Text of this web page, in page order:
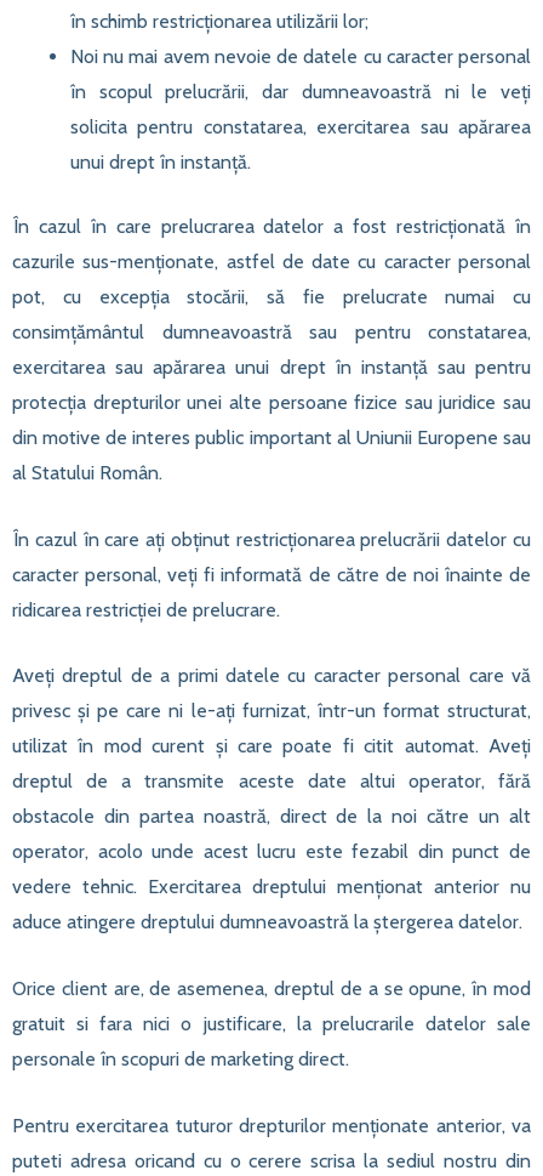
în schimb restricționarea utilizării lor;
Noi nu mai avem nevoie de datele cu caracter personal
în scopul prelucrării, dar dumneavoastră ni le veți
solicita pentru constatarea, exercitarea sau apărarea
unui drept în instanță.
În cazul în care prelucrarea datelor a fost restricționată în
cazurile sus-menționate, astfel de date cu caracter personal
pot, cu excepția stocării, să fie prelucrate numai cu
consimțământul dumneavoastră sau pentru constatarea,
exercitarea sau apărarea unui drept în instanță sau pentru
protecția drepturilor unei alte persoane fizice sau juridice sau
din motive de interes public important al Uniunii Europene sau
al Statului Român.
În cazul în care ați obținut restricționarea prelucrării datelor cu
caracter personal, veți fi informată de către de noi înainte de
ridicarea restricției de prelucrare.
Aveți dreptul de a primi datele cu caracter personal care vă
privesc și pe care ni le-ați furnizat, într-un format structurat,
utilizat în mod curent și care poate fi citit automat. Aveți
dreptul de a transmite aceste date altui operator, fără
obstacole din partea noastră, direct de la noi către un alt
operator, acolo unde acest lucru este fezabil din punct de
vedere tehnic. Exercitarea dreptului menționat anterior nu
aduce atingere dreptului dumneavoastră la ștergerea datelor.
Orice client are, de asemenea, dreptul de a se opune, în mod
gratuit si fara nici o justificare, la prelucrarile datelor sale
personale în scopuri de marketing direct.
Pentru exercitarea tuturor drepturilor menționate anterior, va
puteti adresa oricand cu o cerere scrisa la sediul nostru din